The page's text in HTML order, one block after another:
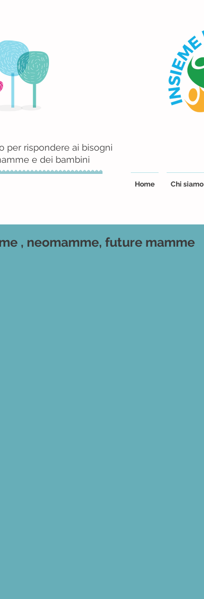
per rispondere ai bisogni
e dei bambini
Home Chi siamo
, neomamme, future mamme